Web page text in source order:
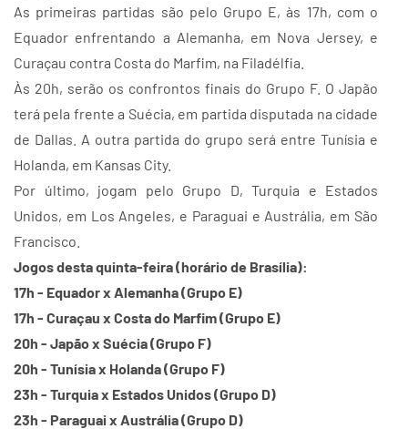
As primeiras partidas são pelo Grupo E, às 17h, com o
Equador enfrentando a Alemanha, em Nova Jersey, e
Curaçau contra Costa do Marfim, na Filadélfia.
Às 20h, serão os confrontos finais do Grupo F. O Japão
terá pela frente a Suécia, em partida disputada na cidade
de Dallas. A outra partida do grupo será entre Tunísia e
Holanda, em Kansas City.
Por último, jogam pelo Grupo D, Turquia e Estados
Unidos, em Los Angeles, e Paraguai e Austrália, em São
Francisco.
Jogos desta quinta-feira (horário de Brasília):
17h - Equador x Alemanha (Grupo E)
17h - Curaçau x Costa do Marfim (Grupo E)
20h - Japão x Suécia (Grupo F)
20h - Tunísia x Holanda (Grupo F)
23h - Turquia x Estados Unidos (Grupo D)
23h - Paraguai x Austrália (Grupo D)